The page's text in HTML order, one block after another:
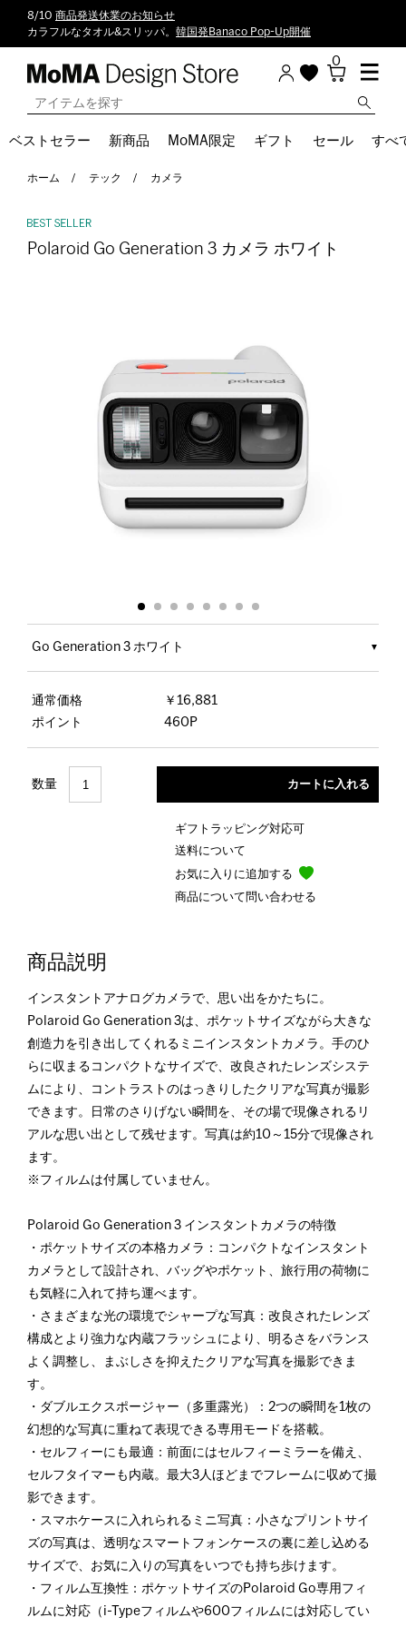
8/10 商品発送休業のお知らせ
カラフルなタオル&スリッパ。 韓国発Banaco Pop-Up開催
0
ベストセラー 新商品 MoMA限定 ギフト セール すべ
ホーム テック カメラ
Polaroid Go Generation 3 カメラ ホワイト
Go Generation 3 ホワイト
通常価格
￥16,881
ポイント
460P
数量
ギフトラッピング対応可
送料について
お気に入りに追加する
商品について問い合わせる
商品説明
インスタントアナログカメラで、思い出をかたちに。
Polaroid Go Generation 3は、ポケットサイズながら大きな
創造力を引き出してくれるミニインスタントカメラ。手のひ
らに収まるコンパクトなサイズで、改良されたレンズシステ
ムにより、コントラストのはっきりしたクリアな写真が撮影
できます。日常のさりげない瞬間を、その場で現像されるリ
アルな思い出として残せます。写真は約10～15分で現像され
ます。
※フィルムは付属していません。
Polaroid Go Generation 3 インスタントカメラの特徴
・ポケットサイズの本格カメラ：コンパクトなインスタント
カメラとして設計され、バッグやポケット、旅行用の荷物に
も気軽に入れて持ち運べます。
・さまざまな光の環境でシャープな写真：改良されたレンズ
構成とより強力な内蔵フラッシュにより、明るさをバランス
よく調整し、まぶしさを抑えたクリアな写真を撮影できま
す。
・ダブルエクスポージャー（多重露光）：2つの瞬間を1枚の
幻想的な写真に重ねて表現できる専用モードを搭載。
・セルフィーにも最適：前面にはセルフィーミラーを備え、
セルフタイマーも内蔵。最大3人ほどまでフレームに収めて撮
影できます。
・スマホケースに入れられるミニ写真：小さなプリントサイ
ズの写真は、透明なスマートフォンケースの裏に差し込める
サイズで、お気に入りの写真をいつでも持ち歩けます。
・フィルム互換性：ポケットサイズのPolaroid Go専用フィ
ルムに対応（i-Typeフィルムや600フィルムには対応してい